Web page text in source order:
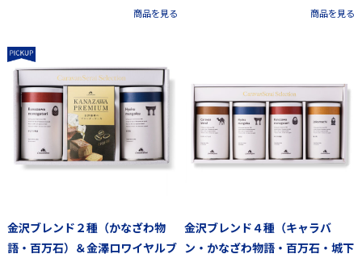
商品を見る 商品を見る
金沢ブレンド２種（かなざわ物
語・百万石）＆金澤ロワイヤルブ
金沢ブレンド４種（キャラバ
ン・かなざわ物語・百万石・城下